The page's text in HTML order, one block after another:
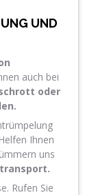
UND
auch bei
oder
Ihnen
uns
Rufen Sie